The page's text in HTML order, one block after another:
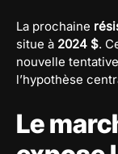
La prochaine
situe à 2024 $.
nouvelle
l’hypothèse
Le